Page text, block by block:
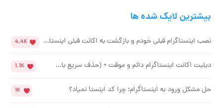
بیشترین لایک شده ها
نصب اینستاگرام قبلی خودم و بازگشت به اکانت قبلی اینستا... 4.4K
دیلیت اکانت اینستاگرام دائم و موقت + (حذف سریع با... 1.1K
حل مشکل ورود به اینستاگرام؛ چرا کد اینستا نمیاد؟ 1K